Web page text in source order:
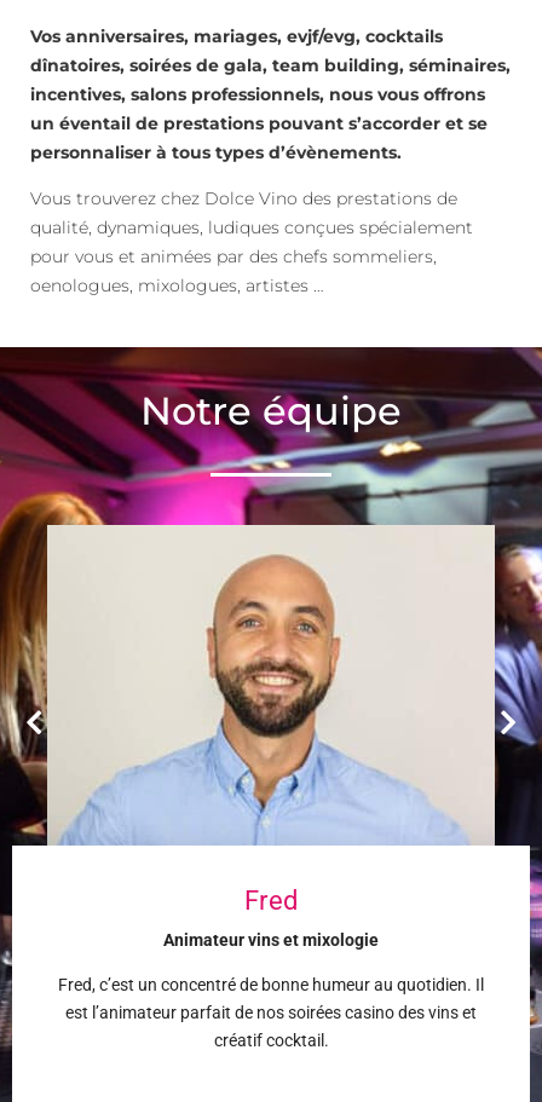
Vos anniversaires, mariages, evjf/evg, cocktails
dînatoires, soirées de gala, team building, séminaires,
incentives, salons professionnels, nous vous offrons
un éventail de prestations pouvant s’accorder et se
personnaliser à tous types d’évènements.
Vous trouverez chez Dolce Vino des prestations de
qualité, dynamiques, ludiques conçues spécialement
pour vous et animées par des chefs sommeliers,
oenologues, mixologues, artistes …
Notre équipe
Fred
Animateur vins et mixologie
Fred, c’est un concentré de bonne humeur au quotidien. Il
est l’animateur parfait de nos soirées casino des vins et
créatif cocktail.